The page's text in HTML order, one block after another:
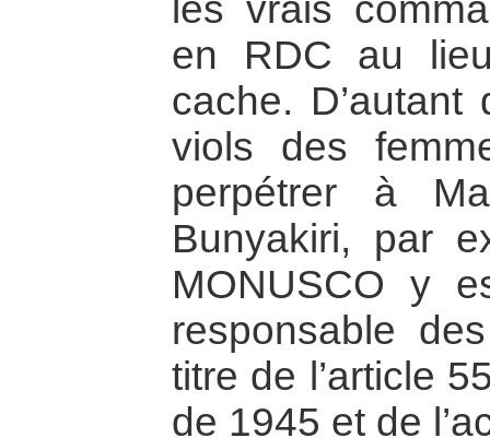
les vrais
en RDC au
cache.
viols des
perpétrer à
Bunyakiri, par
MONUSCO y
responsable
titre de l’article
de 1945 et de